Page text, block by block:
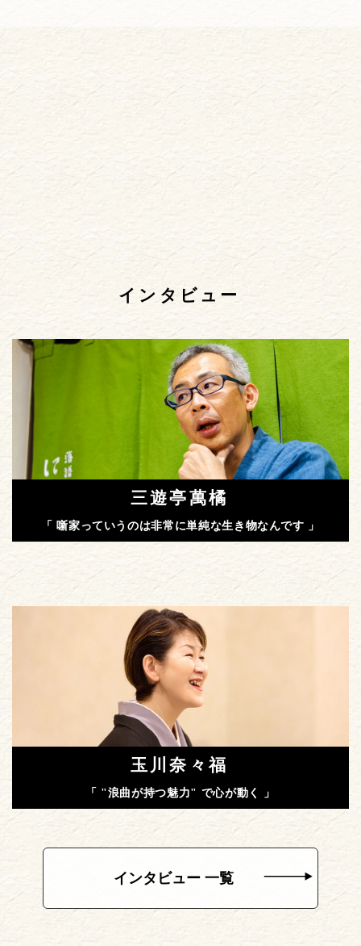
インタビュー
三遊亭萬橘
「 噺家っていうのは非常に単純な生き物なんです 」
玉川奈々福
「 "浪曲が持つ魅力" で心が動く 」
インタビュー 一覧